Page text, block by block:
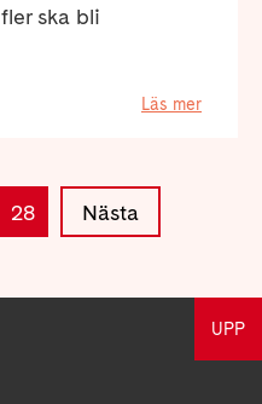
ska bli
Läs mer
28 Nästa
UPP